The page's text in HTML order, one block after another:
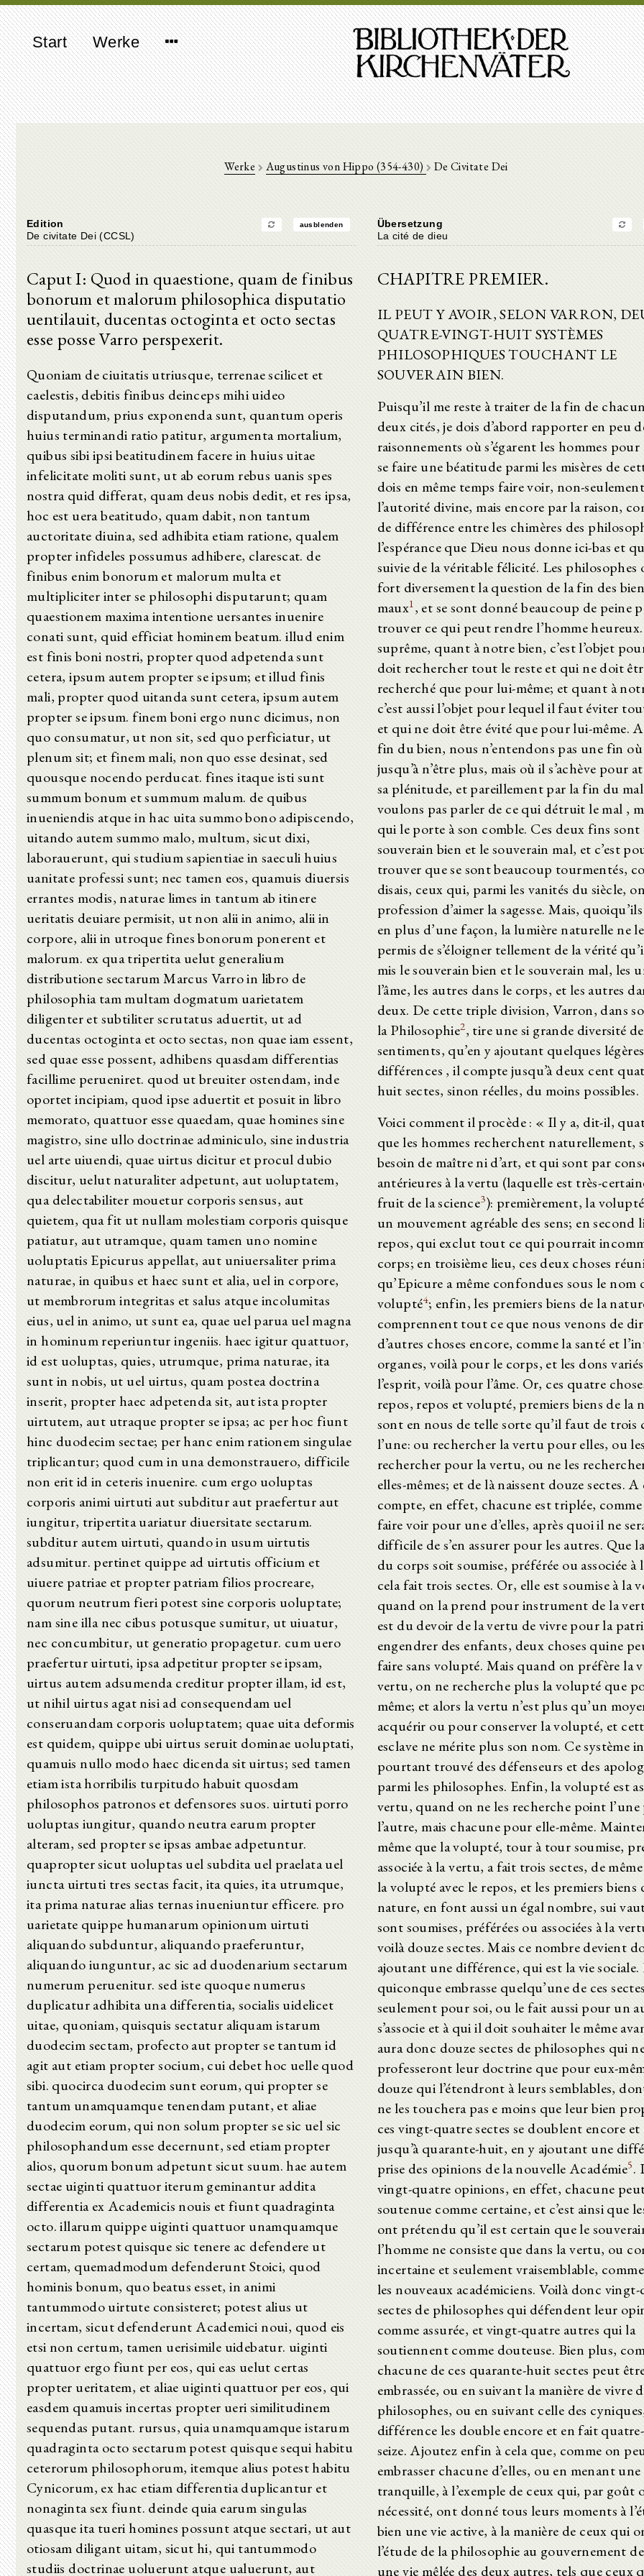
Start Werke
Werke Augustinus von Hippo (354-430) De Civitate Dei
Edition ausblenden
De civitate Dei (CCSL)
Caput I: Quod in quaestione, quam de finibus
bonorum et malorum philosophica disputatio
uentilauit, ducentas octoginta et octo sectas
esse posse Varro perspexerit.
Quoniam de ciuitatis utriusque, terrenae scilicet et
caelestis, debitis finibus deinceps mihi uideo
disputandum, prius exponenda sunt, quantum operis
huius terminandi ratio patitur, argumenta mortalium,
quibus sibi ipsi beatitudinem facere in huius uitae
infelicitate moliti sunt, ut ab eorum rebus uanis spes
nostra quid differat, quam deus nobis dedit, et res ipsa,
hoc est uera beatitudo, quam dabit, non tantum
auctoritate diuina, sed adhibita etiam ratione, qualem
propter infideles possumus adhibere, clarescat. de
finibus enim bonorum et malorum multa et
multipliciter inter se philosophi disputarunt; quam
quaestionem maxima intentione uersantes inuenire
conati sunt, quid efficiat hominem beatum. illud enim
est finis boni nostri, propter quod adpetenda sunt
cetera, ipsum autem propter se ipsum; et illud finis
mali, propter quod uitanda sunt cetera, ipsum autem
propter se ipsum. finem boni ergo nunc dicimus, non
quo consumatur, ut non sit, sed quo perficiatur, ut
plenum sit; et finem mali, non quo esse desinat, sed
quousque nocendo perducat. fines itaque isti sunt
summum bonum et summum malum. de quibus
inueniendis atque in hac uita summo bono adipiscendo,
uitando autem summo malo, multum, sicut dixi,
laborauerunt, qui studium sapientiae in saeculi huius
uanitate professi sunt; nec tamen eos, quamuis diuersis
errantes modis, naturae limes in tantum ab itinere
ueritatis deuiare permisit, ut non alii in animo, alii in
corpore, alii in utroque fines bonorum ponerent et
malorum. ex qua tripertita uelut generalium
distributione sectarum Marcus Varro in libro de
philosophia tam multam dogmatum uarietatem
diligenter et subtiliter scrutatus aduertit, ut ad
ducentas octoginta et octo sectas, non quae iam essent,
sed quae esse possent, adhibens quasdam differentias
facillime perueniret. quod ut breuiter ostendam, inde
oportet incipiam, quod ipse aduertit et posuit in libro
memorato, quattuor esse quaedam, quae homines sine
magistro, sine ullo doctrinae adminiculo, sine industria
uel arte uiuendi, quae uirtus dicitur et procul dubio
discitur, uelut naturaliter adpetunt, aut uoluptatem,
qua delectabiliter mouetur corporis sensus, aut
quietem, qua fit ut nullam molestiam corporis quisque
patiatur, aut utramque, quam tamen uno nomine
uoluptatis Epicurus appellat, aut uniuersaliter prima
naturae, in quibus et haec sunt et alia, uel in corpore,
ut membrorum integritas et salus atque incolumitas
eius, uel in animo, ut sunt ea, quae uel parua uel magna
in hominum reperiuntur ingeniis. haec igitur quattuor,
id est uoluptas, quies, utrumque, prima naturae, ita
sunt in nobis, ut uel uirtus, quam postea doctrina
inserit, propter haec adpetenda sit, aut ista propter
uirtutem, aut utraque propter se ipsa; ac per hoc fiunt
hinc duodecim sectae; per hanc enim rationem singulae
triplicantur; quod cum in una demonstrauero, difficile
non erit id in ceteris inuenire. cum ergo uoluptas
corporis animi uirtuti aut subditur aut praefertur aut
iungitur, tripertita uariatur diuersitate sectarum.
subditur autem uirtuti, quando in usum uirtutis
adsumitur. pertinet quippe ad uirtutis officium et
uiuere patriae et propter patriam filios procreare,
quorum neutrum fieri potest sine corporis uoluptate;
nam sine illa nec cibus potusque sumitur, ut uiuatur,
nec concumbitur, ut generatio propagetur. cum uero
praefertur uirtuti, ipsa adpetitur propter se ipsam,
uirtus autem adsumenda creditur propter illam, id est,
ut nihil uirtus agat nisi ad consequendam uel
conseruandam corporis uoluptatem; quae uita deformis
est quidem, quippe ubi uirtus seruit dominae uoluptati,
quamuis nullo modo haec dicenda sit uirtus; sed tamen
etiam ista horribilis turpitudo habuit quosdam
philosophos patronos et defensores suos. uirtuti porro
uoluptas iungitur, quando neutra earum propter
alteram, sed propter se ipsas ambae adpetuntur.
quapropter sicut uoluptas uel subdita uel praelata uel
iuncta uirtuti tres sectas facit, ita quies, ita utrumque,
ita prima naturae alias ternas inueniuntur efficere. pro
uarietate quippe humanarum opinionum uirtuti
aliquando subduntur, aliquando praeferuntur,
aliquando iunguntur, ac sic ad duodenarium sectarum
numerum peruenitur. sed iste quoque numerus
duplicatur adhibita una differentia, socialis uidelicet
uitae, quoniam, quisquis sectatur aliquam istarum
duodecim sectam, profecto aut propter se tantum id
agit aut etiam propter socium, cui debet hoc uelle quod
sibi. quocirca duodecim sunt eorum, qui propter se
tantum unamquamque tenendam putant, et aliae
duodecim eorum, qui non solum propter se sic uel sic
philosophandum esse decernunt, sed etiam propter
alios, quorum bonum adpetunt sicut suum. hae autem
sectae uiginti quattuor iterum geminantur addita
differentia ex Academicis nouis et fiunt quadraginta
octo. illarum quippe uiginti quattuor unamquamque
sectarum potest quisque sic tenere ac defendere ut
certam, quemadmodum defenderunt Stoici, quod
hominis bonum, quo beatus esset, in animi
tantummodo uirtute consisteret; potest alius ut
incertam, sicut defenderunt Academici noui, quod eis
etsi non certum, tamen uerisimile uidebatur. uiginti
quattuor ergo fiunt per eos, qui eas uelut certas
propter ueritatem, et aliae uiginti quattuor per eos, qui
easdem quamuis incertas propter ueri similitudinem
sequendas putant. rursus, quia unamquamque istarum
quadraginta octo sectarum potest quisque sequi habitu
ceterorum philosophorum, itemque alius potest habitu
Cynicorum, ex hac etiam differentia duplicantur et
nonaginta sex fiunt. deinde quia earum singulas
quasque ita tueri homines possunt atque sectari, ut aut
otiosam diligant uitam, sicut hi, qui tantummodo
studiis doctrinae uoluerunt atque ualuerunt, aut
Übersetzung
La cité de dieu
CHAPITRE PREMIER.
IL PEUT Y AVOIR, SELON VARRON,
QUATRE-VINGT-HUIT SYSTÈMES
PHILOSOPHIQUES TOUCHANT LE
SOUVERAIN BIEN.
Puisqu’il me reste à traiter de la fin de
deux cités, je dois d’abord rapporter en peu
raisonnements où s’égarent les hommes
se faire une béatitude parmi les misères de
dois en même temps faire voir, non-
l’autorité divine, mais encore par la raison,
de différence entre les chimères des
l’espérance que Dieu nous donne ici-bas et
suivie de la véritable félicité. Les philosophes
fort diversement la question de la fin des
maux1 , et se sont donné beaucoup de peine
trouver ce qui peut rendre l’homme
suprême, quant à notre bien, c’est l’objet
doit rechercher tout le reste et qui ne doit
recherché que pour lui-même; et quant à
c’est aussi l’objet pour lequel il faut éviter
et qui ne doit être évité que pour lui-même.
fin du bien, nous n’entendons pas une fin où
jusqu’à n’être plus, mais où il s’achève pour
sa plénitude, et pareillement par la fin du
voulons pas parler de ce qui détruit le mal ,
qui le porte à son comble. Ces deux fins
souverain bien et le souverain mal, et c’est
trouver que se sont beaucoup tourmentés,
disais, ceux qui, parmi les vanités du siècle,
profession d’aimer la sagesse. Mais,
en plus d’une façon, la lumière naturelle ne
permis de s’éloigner tellement de la vérité
mis le souverain bien et le souverain mal, les
l’âme, les autres dans le corps, et les autres
deux. De cette triple division, Varron, dans
la Philosophie2, tire une si grande diversité de
sentiments, qu’en y ajoutant quelques légères
différences , il compte jusqu’à deux cent
huit sectes, sinon réelles, du moins possibles.
Voici comment il procède : « Il y a, dit-il,
que les hommes recherchent naturellement,
besoin de maître ni d’art, et qui sont par
antérieures à la vertu (laquelle est très-
fruit de la science3): premièrement, la
un mouvement agréable des sens; en second
repos, qui exclut tout ce qui pourrait
corps; en troisième lieu, ces deux choses
qu’Epicure a même confondues sous le nom
volupté4; enfin, les premiers biens de la
comprennent tout ce que nous venons de
d’autres choses encore, comme la santé et
organes, voilà pour le corps, et les dons
l’esprit, voilà pour l’âme. Or, ces quatre
repos, repos et volupté, premiers biens de la
sont en nous de telle sorte qu’il faut de trois
l’une: ou rechercher la vertu pour elles, ou les
rechercher pour la vertu, ou ne les
elles-mêmes; et de là naissent douze sectes. A
compte, en effet, chacune est triplée, comme
faire voir pour une d’elles, après quoi il ne
difficile de s’en assurer pour les autres. Que
du corps soit soumise, préférée ou associée à
cela fait trois sectes. Or, elle est soumise à la
quand on la prend pour instrument de la
est du devoir de la vertu de vivre pour la
engendrer des enfants, deux choses quine
faire sans volupté. Mais quand on préfère la
vertu, on ne recherche plus la volupté que
même; et alors la vertu n’est plus qu’un
acquérir ou pour conserver la volupté, et
esclave ne mérite plus son nom. Ce système
pourtant trouvé des défenseurs et des
parmi les philosophes. Enfin, la volupté est
vertu, quand on ne les recherche point
l’autre, mais chacune pour elle-même.
même que la volupté, tour à tour soumise,
associée à la vertu, a fait trois sectes, de
la volupté avec le repos, et les premiers biens
nature, en font aussi un égal nombre, sui
sont soumises, préférées ou associées à la
voilà douze sectes. Mais ce nombre devient
ajoutant une différence, qui est la vie
quiconque embrasse quelqu’une de ces
seulement pour soi, ou le fait aussi pour un
s’associe et à qui il doit souhaiter le même
aura donc douze sectes de philosophes qui
professeront leur doctrine que pour eux-
douze qui l’étendront à leurs semblables,
ne les touchera pas e moins que leur bien
ces vingt-quatre sectes se doublent encore
jusqu’à quarante-huit, en y ajoutant une
prise des opinions de la nouvelle Académie5.
vingt-quatre opinions, en effet, chacune
soutenue comme certaine, et c’est ainsi que
ont prétendu qu’il est certain que le
l’homme ne consiste que dans la vertu, ou
incertaine et seulement vraisemblable,
les nouveaux académiciens. Voilà donc
sectes de philosophes qui défendent leur
comme assurée, et vingt-quatre autres qui la
soutiennent comme douteuse. Bien plus,
chacune de ces quarante-huit sectes peut
embrassée, ou en suivant la manière de vivre
philosophes, ou en suivant celle des
différence les double encore et en fait
seize. Ajoutez enfin à cela que, comme on
embrasser chacune d’elles, ou en menant une
tranquille, à l’exemple de ceux qui, par goût
nécessité, ont donné tous leurs moments à
bien une vie active, à la manière de ceux qui
l’étude de la philosophie au gouvernement
une vie mêlée des deux autres, tels que ceux